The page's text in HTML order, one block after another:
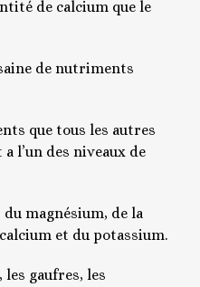
de calcium que le
de nutriments
que tous les autres
l’un des niveaux de
magnésium, de la
et du potassium.
gaufres, les